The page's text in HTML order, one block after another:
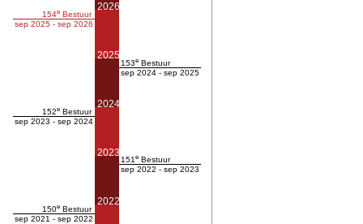
154e Bestuur
sep 2025 - sep 2026
152e Bestuur
sep 2023 - sep 2024
150e Bestuur
sep 2021 - sep 2022
2026
2025
2024
2023
2022
153e Bestuur
sep 2024 - sep 2025
151 e Bestuur
sep 2022 - sep 2023